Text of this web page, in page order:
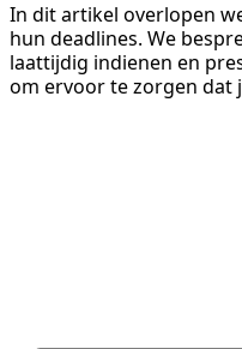
In dit artikel overlopen
hun deadlines. We
laattijdig indienen en
om ervoor te zorgen dat